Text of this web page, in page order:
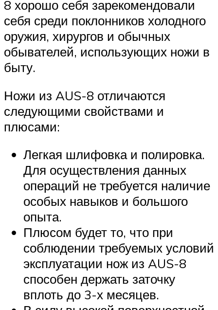
8 хорошо себя зарекомендовали
себя среди поклонников холодного
оружия, хирургов и обычных
обывателей, использующих ножи в
быту.
Ножи из AUS-8 отличаются
следующими свойствами и
плюсами:
Легкая шлифовка и полировка.
Для осуществления данных
операций не требуется наличие
особых навыков и большого
опыта.
Плюсом будет то, что при
соблюдении требуемых условий
эксплуатации нож из AUS-8
способен держать заточку
вплоть до 3-х месяцев.